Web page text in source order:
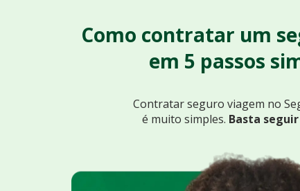
Como contratar um
em 5 passos
Contratar seguro viagem no
é muito simples. Basta seguir